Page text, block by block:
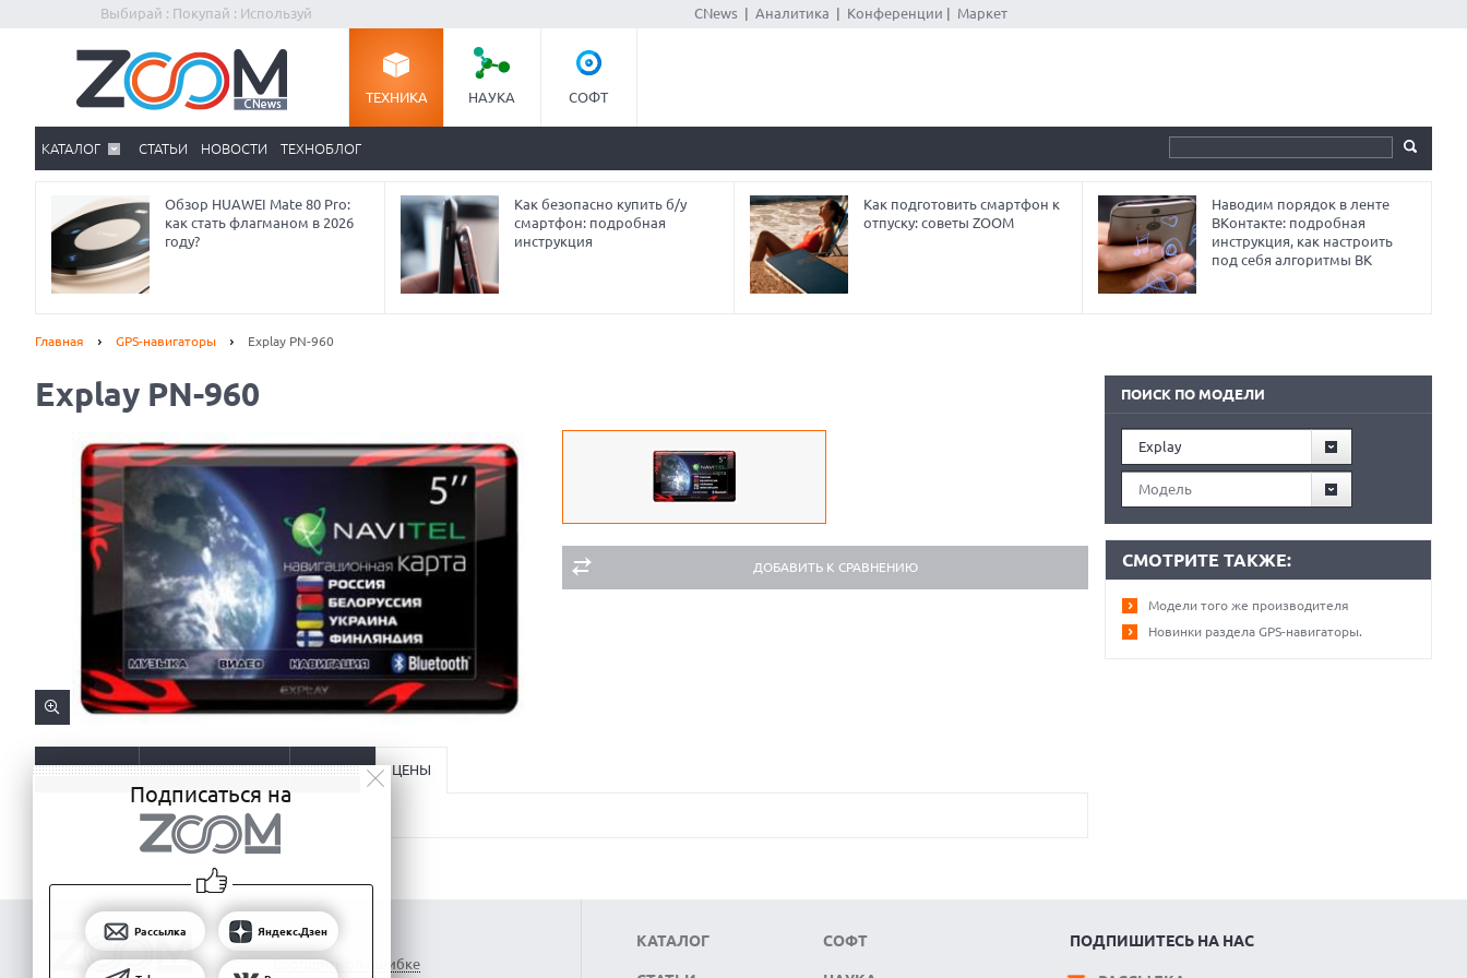
Выбирай : Покупай : Используй CNews| Аналитика Конференции Маркет
ТЕХНИКА НАУКА СОФТ
КАТАЛОГ СТАТЬИ НОВОСТИ ТЕХНОБЛОГ
Обзор HUAWEI Mate 80 Pro:
как стать флагманом в 2026
году?
Как безопасно купить б/у
смартфон: подробная
инструкция
Как подготовить смартфон к
отпуску: советы ZOOM
Наводим порядок в ленте
ВКонтакте: подробная
инструкция, как настроить
под себя алгоритмы ВК
Главная GPS-навигаторы Explay PN-960
Explay PN-960
ДОБАВИТЬ К СРАВНЕНИЮ
ОПИСАНИЕ ХАРАКТЕРИСТИКИ ОТЗЫВЫ ЦЕНЫ
ПОИСК ПО МОДЕЛИ
Explay
Модель
СМОТРИТЕ ТАКЖЕ:
Модели того же производителя
Новинки раздела GPS-навигаторы.
Сообщить об ошибке
КАТАЛОГ СОФТ ПОДПИШИТЕСЬ НА НАС
Подписаться на
Рассылка Яндекс.Дзен